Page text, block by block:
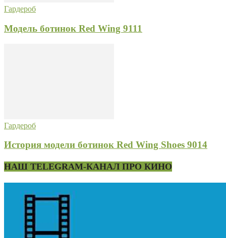
Гардероб
Модель ботинок Red Wing 9111
Гардероб
История модели ботинок Red Wing Shoes 9014
НАШ TELEGRAM-КАНАЛ ПРО КИНО